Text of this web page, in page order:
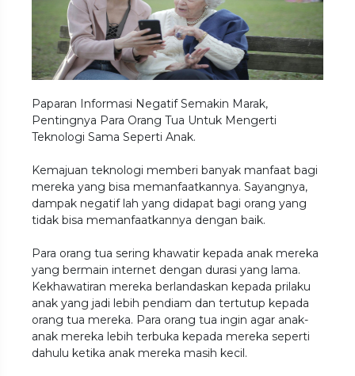
Paparan Informasi Negatif Semakin Marak,
Pentingnya Para Orang Tua Untuk Mengerti
Teknologi Sama Seperti Anak.
Kemajuan teknologi memberi banyak manfaat bagi
mereka yang bisa memanfaatkannya. Sayangnya,
dampak negatif lah yang didapat bagi orang yang
tidak bisa memanfaatkannya dengan baik.
Para orang tua sering khawatir kepada anak mereka
yang bermain internet dengan durasi yang lama.
Kekhawatiran mereka berlandaskan kepada prilaku
anak yang jadi lebih pendiam dan tertutup kepada
orang tua mereka. Para orang tua ingin agar anak-
anak mereka lebih terbuka kepada mereka seperti
dahulu ketika anak mereka masih kecil.